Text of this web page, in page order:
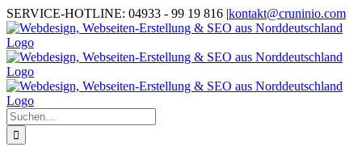
Zum
Inhalt
springen
SERVICE-HOTLINE: 04933 - 99 19 816 |kontakt@cruninio.com
Suche
nach: